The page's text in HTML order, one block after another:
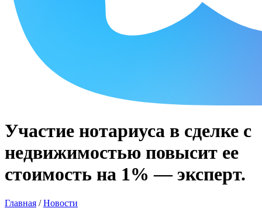
Участие нотариуса в сделке с
недвижимостью повысит ее
стоимость на 1% — эксперт.
Главная /Новости